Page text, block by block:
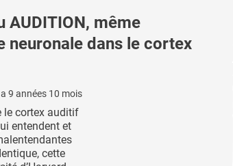
AUDITION, même
neuronale dans le cortex
9 années 10 mois
le cortex auditif
entendent et
cette